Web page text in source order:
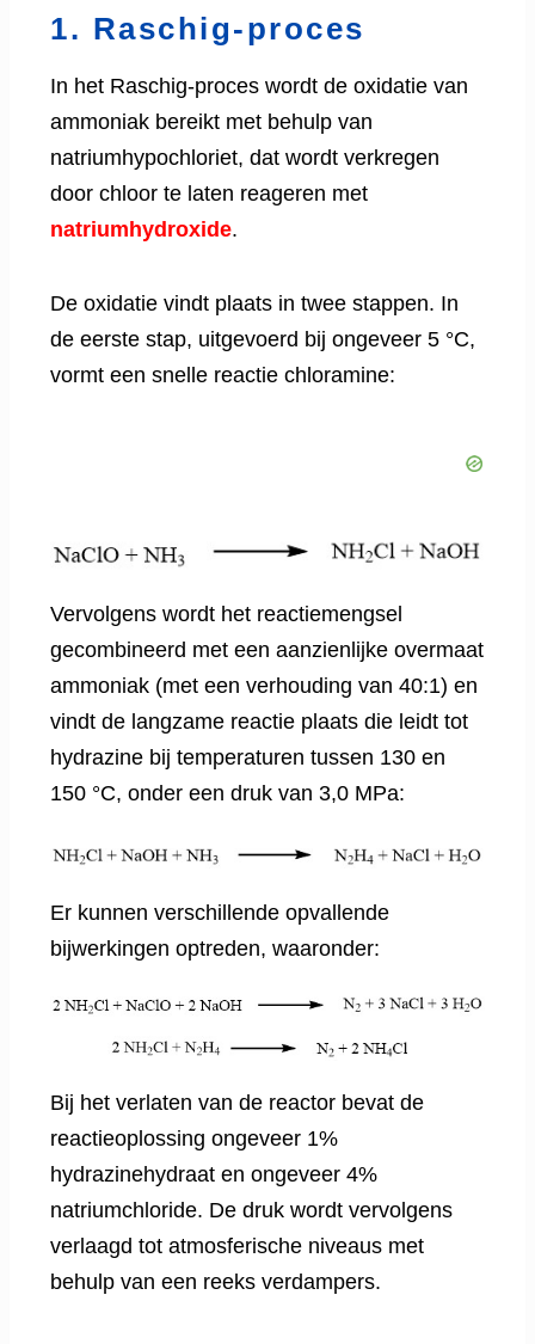
1. Raschig-proces
In het Raschig-proces wordt de oxidatie van
ammoniak bereikt met behulp van
natriumhypochloriet, dat wordt verkregen
door chloor te laten reageren met
natriumhydroxide.
De oxidatie vindt plaats in twee stappen. In
de eerste stap, uitgevoerd bij ongeveer 5 °C,
vormt een snelle reactie chloramine:
Vervolgens wordt het reactiemengsel
gecombineerd met een aanzienlijke overmaat
ammoniak (met een verhouding van 40:1) en
vindt de langzame reactie plaats die leidt tot
hydrazine bij temperaturen tussen 130 en
150 °C, onder een druk van 3,0 MPa:
Er kunnen verschillende opvallende
bijwerkingen optreden, waaronder:
Bij het verlaten van de reactor bevat de
reactieoplossing ongeveer 1%
hydrazinehydraat en ongeveer 4%
natriumchloride. De druk wordt vervolgens
verlaagd tot atmosferische niveaus met
behulp van een reeks verdampers.